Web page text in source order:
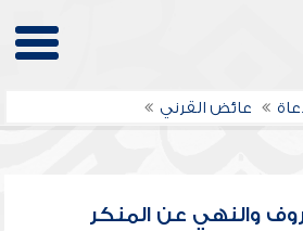
عائض القرني
والنهي عن المنكر